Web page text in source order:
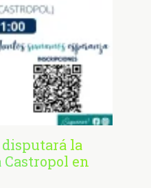
disputará la
en